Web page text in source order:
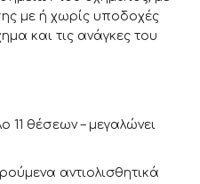
με ή χωρίς υποδοχές
και τις ανάγκες του
11 θέσεων – μεγαλώνει
αντιολισθητικά